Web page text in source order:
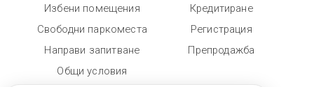
Избени помещения
Свободни паркоместа
Направи запитване
Общи условия
Кредитиране
Регистрация
Препродажба